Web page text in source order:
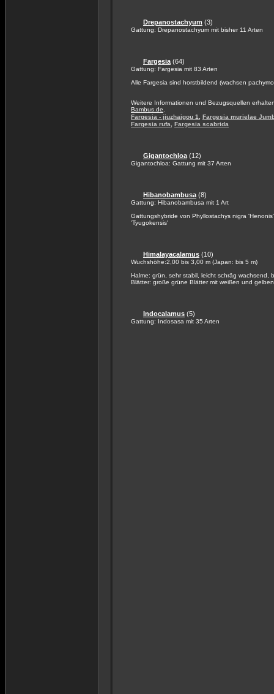
Drepanostachyum (3)
Gattung: Drepanostachyum mit bisher 11 Arten
Fargesia (64)
Gattung: Fargesia mit 83 Arten
Alle Fargesia sind horstbildend (wachsen
Weitere Informationen und Bezugsquellen
Bambus.de
Fargesia - jiuzhaigou 1
Fargesia murielae
Fargesia rufa
Fargesia scabrida
Gigantochloa (12)
Gigantochloa: Gattung mit 37 Arten
Hibanobambusa (8)
Gattung: Hibanobambusa mit 1 Art
Gattungshybride von Phyllostachys nigra
'Tyugokensis'
Himalayacalamus (10)
Wuchshöhe:2,00 bis 3,00 m (Japan: bis 5 m)
Halme: grün, sehr stabil, leicht schräg wachsend,
Blätter: große grüne Blätter mit weißen und
Indocalamus (5)
Gattung: Indosasa mit 35 Arten